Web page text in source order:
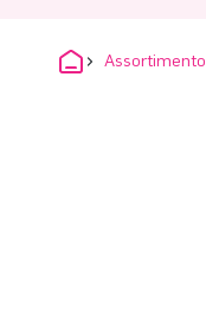
Assortimento